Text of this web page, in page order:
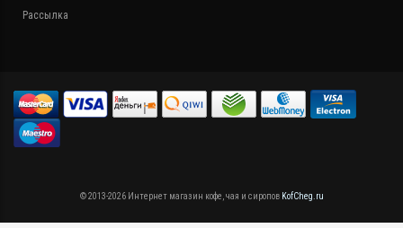
Рассылка
© 2013-2026 Интернет магазин кофе, чая и сиропов KofCheg.ru